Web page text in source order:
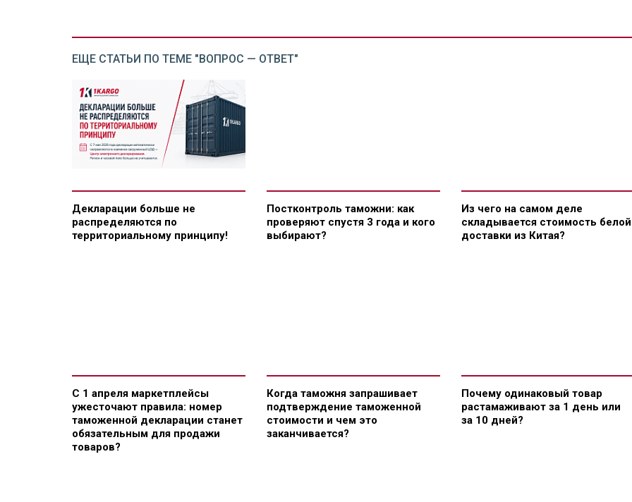
ЕЩЕ СТАТЬИ ПО ТЕМЕ "ВОПРОС — ОТВЕТ"
Декларации больше не
распределяются по
территориальному принципу!
Постконтроль таможни: как
проверяют спустя 3 года и кого
выбирают?
Из чего на самом деле
складывается стоимость белой
доставки из Китая?
С 1 апреля маркетплейсы
ужесточают правила: номер
таможенной декларации станет
обязательным для продажи
товаров?
Когда таможня запрашивает
подтверждение таможенной
стоимости и чем это
заканчивается?
Почему одинаковый товар
растамаживают за 1 день или
за 10 дней?